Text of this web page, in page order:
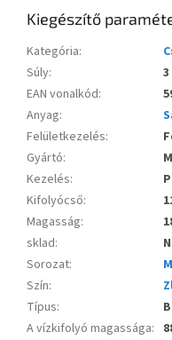
Kiegészítő
Kategória:
Súly:
EAN vonalkód:
Anyag:
Felületkezelés:
Gyártó:
Kezelés:
Kifolyócső:
Magasság:
sklad:
Sorozat:
Szín:
Típus:
A vízkifolyó magassága: